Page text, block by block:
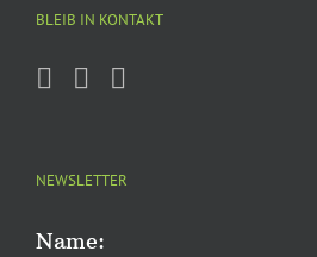
BLEIB IN KONTAKT
NEWSLETTER
Name: